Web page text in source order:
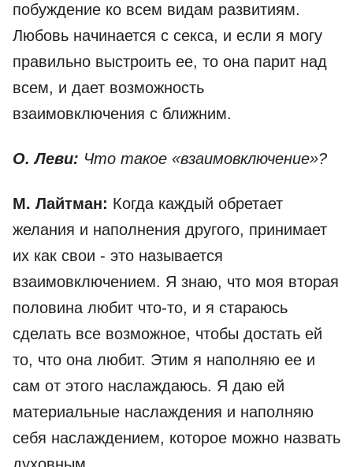
побуждение ко всем видам развитиям.
Любовь начинается с секса, и если я могу
правильно выстроить ее, то она парит над
всем, и дает возможность
взаимовключения с ближним.
О. Леви: Что такое «взаимовключение»?
М. Лайтман: Когда каждый обретает
желания и наполнения другого, принимает
их как свои - это называется
взаимовключением. Я знаю, что моя вторая
половина любит что-то, и я стараюсь
сделать все возможное, чтобы достать ей
то, что она любит. Этим я наполняю ее и
сам от этого наслаждаюсь. Я даю ей
материальные наслаждения и наполняю
себя наслаждением, которое можно назвать